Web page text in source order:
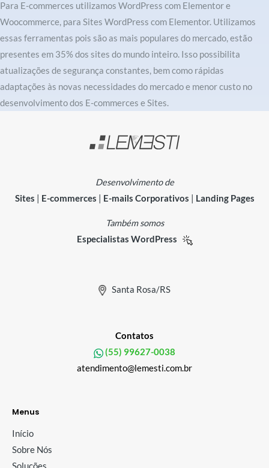
Para E-commerces utilizamos WordPress com Elementor e
Woocommerce, para Sites WordPress com Elementor. Utilizamos
essas ferramentas pois são as mais populares do mercado, estão
presentes em 35% dos sites do mundo inteiro. Isso possibilita
atualizações de segurança constantes, bem como rápidas
adaptações às novas necessidades do mercado e menor custo no
desenvolvimento dos E-commerces e Sites.
Desenvolvimento de
Sites
E-commerces E-mails Corporativos Landing Pages
Também somos
Especialistas WordPress
Santa Rosa/RS
Contatos
(55) 99627-0038
atendimento@lemesti.com.br
Menus
Início
Sobre Nós